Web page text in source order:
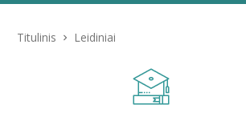
Titulinis Leidiniai